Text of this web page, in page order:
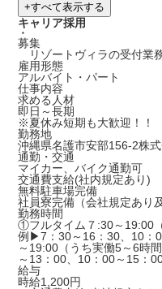
+すべて表示する
キャリア採用
・
募集
リゾートヴィラの受付業
雇用形態
アルバイト・パート
仕事内容
求める人材
即日～長期
※夏休み短期も大歓迎！！
勤務地
沖縄県名護市安部156-2株
通勤・交通
マイカー、バイク通勤可
交通費支給(社内規定あり)
無料駐車場完備
社員寮完備（会社規定あり
勤務時間
①フルタイム７:30～19:00
例▶7：30～16：30、10：
～19:00（うち実働5～6時
～13：00、10：00～15：
給与
時給1,200円